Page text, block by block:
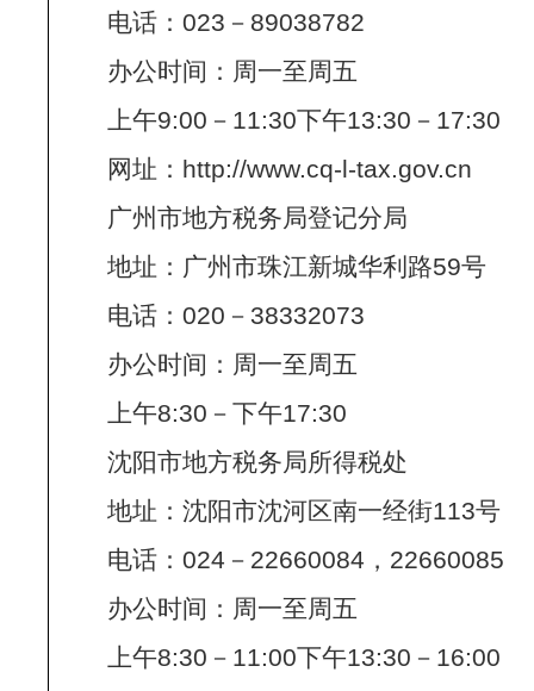
电话：023－89038782
办公时间：周一至周五
上午9:00－11:30下午13:30－17:30
网址：http://www.cq-l-tax.gov.cn
广州市地方税务局登记分局
地址：广州市珠江新城华利路59号
电话：020－38332073
办公时间：周一至周五
上午8:30－下午17:30
沈阳市地方税务局所得税处
地址：沈阳市沈河区南一经街113号
电话：024－22660084，22660085
办公时间：周一至周五
上午8:30－11:00下午13:30－16:00